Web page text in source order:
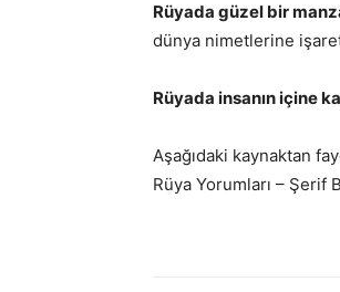
Rüyada güzel bir
dünya nimetlerine
Rüyada insanın içine
Aşağıdaki kaynaktan
Rüya Yorumları – Şerif